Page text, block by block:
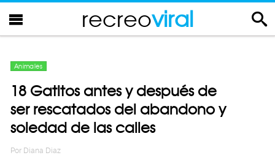
recreoviral
Animales
18 Gatitos antes y después de
ser rescatados del abandono y
soledad de las calles
Por Diana Diaz